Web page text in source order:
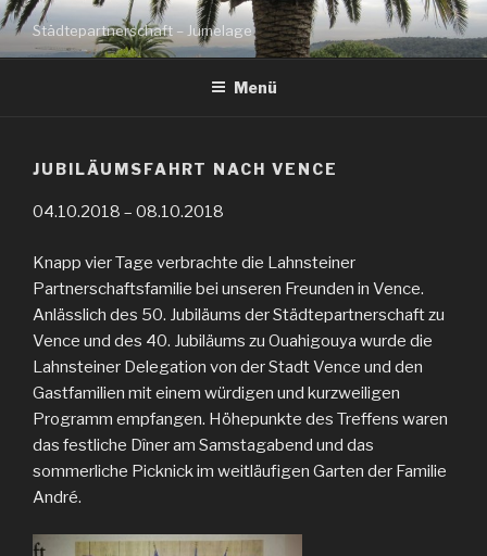
Zum
Inhalt
springen
Städtepartnerschaft – Jumelage
Menü
JUBILÄUMSFAHRT NACH VENCE
04.10.2018 – 08.10.2018
Knapp vier Tage verbrachte die Lahnsteiner
Partnerschaftsfamilie bei unseren Freunden in Vence.
Anlässlich des 50. Jubiläums der Städtepartnerschaft zu
Vence und des 40. Jubiläums zu Ouahigouya wurde die
Lahnsteiner Delegation von der Stadt Vence und den
Gastfamilien mit einem würdigen und kurzweiligen
Programm empfangen. Höhepunkte des Treffens waren
das festliche Dîner am Samstagabend und das
sommerliche Picknick im weitläufigen Garten der Familie
André.